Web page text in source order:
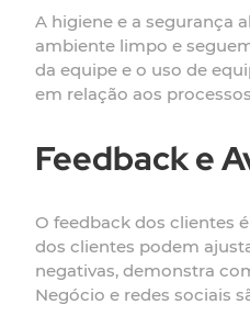
A higiene e a segurança
ambiente limpo e
da equipe e o uso de
em relação aos
Feedback e
O feedback dos clientes
dos clientes podem
negativas, demonstra
Negócio e redes sociais